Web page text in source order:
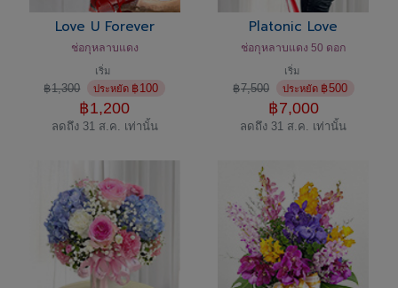
Love U Forever
ช่อกุหลาบแดง
เริ่ม
฿1,300 ประหยัด ฿100
฿1,200
ลดถึง 31 ส.ค. เท่านั้น
Platonic Love
ช่อกุหลาบแดง 50 ดอก
เริ่ม
฿7,500 ประหยัด ฿500
฿7,000
ลดถึง 31 ส.ค. เท่านั้น